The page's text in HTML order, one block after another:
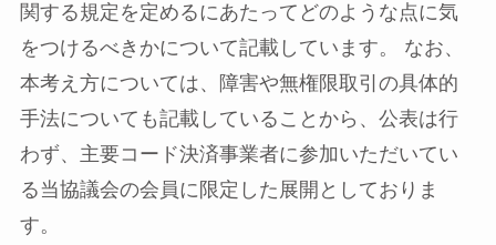
関する規定を定めるにあたってどのような点に気
をつけるべきかについて記載しています。 なお、
本考え方については、障害や無権限取引の具体的
手法についても記載していることから、公表は行
わず、主要コード決済事業者に参加いただいてい
る当協議会の会員に限定した展開としておりま
す。